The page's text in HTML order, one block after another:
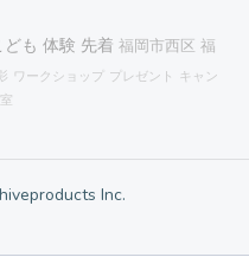
ども 体験 先着 福岡市西区 福
ワークショップ プレゼント キャン
Inc.